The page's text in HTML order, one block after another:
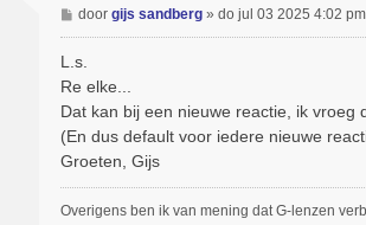
B
e
c
h
t
doorgijs sandberg »do jul 03 2025 4:02 pm
L.s.
Re elke...
Dat kan bij een nieuwe reactie, ik vroeg
(En dus default voor iedere nieuwe
Groeten, Gijs
Overigens ben ik van mening dat G-lenzen